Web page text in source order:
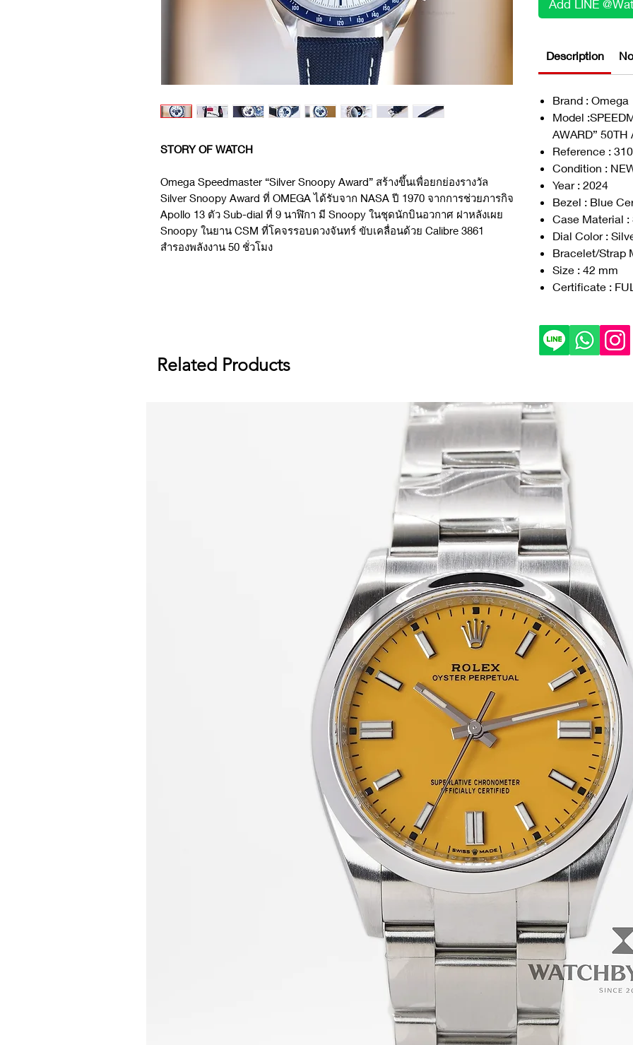
STORY OF WATCH
Omega Speedmaster “Silver Snoopy Award” สร้างขึ้นเพื่อยกย่องรางวัล
Silver Snoopy Award ที่ OMEGA ได้รับจาก NASA ปี 1970 จากการช่วยภารกิจ
Apollo 13 ตัว Sub-dial ที่ 9 นาฬิกา มี Snoopy ในชุดนักบินอวกาศ ฝาหลังเผย
Snoopy ในยาน CSM ที่โคจรรอบดวงจันทร์ ขับเคลื่อนด้วย Calibre 3861
สำรองพลังงาน 50 ชั่วโมง
Add LINE
Description
Brand : Omega
Model
AWARD” 50TH
Reference :
Condition :
Year : 2024
Bezel : Blue
Case Material :
Dial Color :
Bracelet/Strap
Size : 42 mm
Certificate :
Related Products